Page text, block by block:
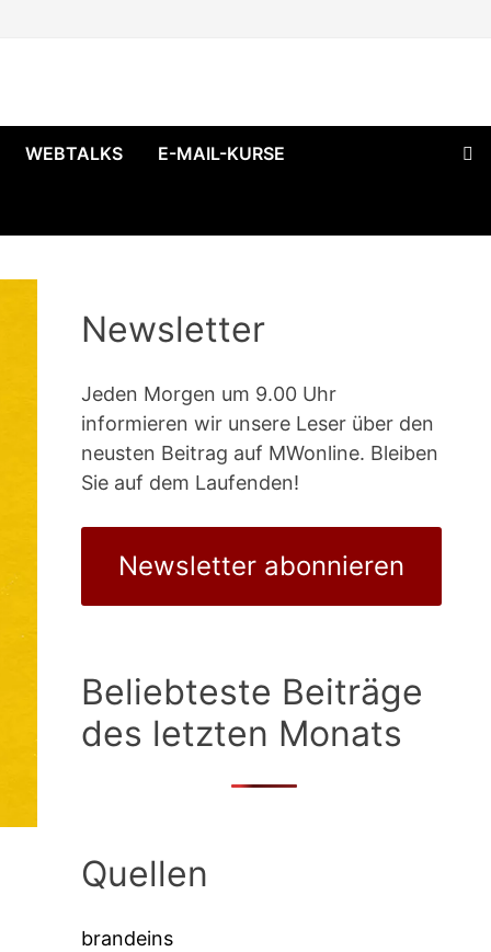
WEBTALKS E-MAIL-KURSE
Newsletter
Jeden Morgen um 9.00 Uhr
informieren wir unsere Leser über den
neusten Beitrag auf MWonline. Bleiben
Sie auf dem Laufenden!
Newsletter abonnieren
Beliebteste Beiträge
des letzten Monats
Quellen
brandeins